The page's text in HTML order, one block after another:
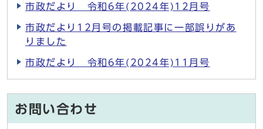
市政だより 令和6年(2024年)12月号
市政だより12月号の掲載記事に一部誤りがあ
りました
市政だより 令和6年(2024年)11月号
お問い合わせ